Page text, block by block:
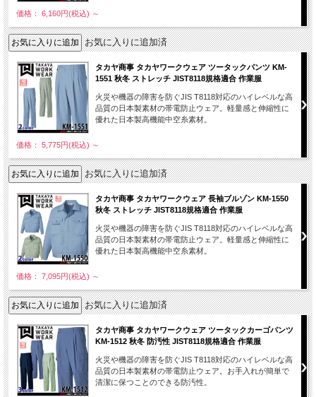
価格： 6,160円(税込) ～
お気に入りに追加済
タカヤ商事 タカヤワークウェア ツータックパンツ KM-
1551 秋冬 ストレッチ JIST8118規格適合 作業服
火災や機器の障害を防ぐJIS T8118対応のハイレベルな高
品質の日本製素材の帯電防止ウェア。軽量感と伸縮性に
優れた日本製高機能中空糸素材。
価格： 5,775円(税込) ～
お気に入りに追加済
タカヤ商事 タカヤワークウェア 長袖ブルゾン KM-1550
秋冬 ストレッチ JIST8118規格適合 作業服
火災や機器の障害を防ぐJIS T8118対応のハイレベルな高
品質の日本製素材の帯電防止ウェア。軽量感と伸縮性に
優れた日本製高機能中空糸素材。
価格： 7,095円(税込) ～
お気に入りに追加済
タカヤ商事 タカヤワークウェア ツータックカーゴパンツ
KM-1512 秋冬 防汚性 JIST8118規格適合 作業服
火災や機器の障害を防ぐJIS T8118対応のハイレベルな高
品質の日本製素材の帯電防止ウェア。お手入れが簡単で
清潔に保つことのできる防汚性。